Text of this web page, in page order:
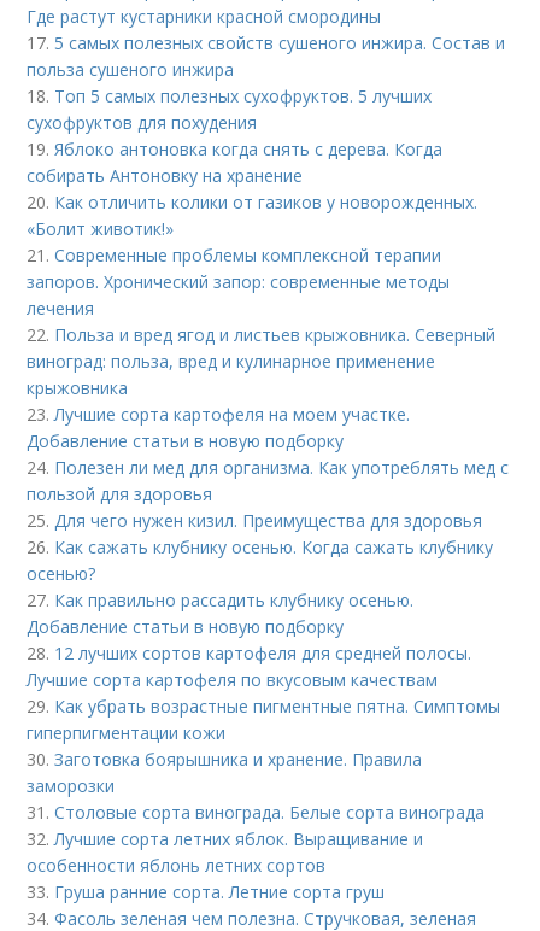
Где растут кустарники красной смородины
17. 5 самых полезных свойств сушеного инжира. Состав и
польза сушеного инжира
18. Топ 5 самых полезных сухофруктов. 5 лучших
сухофруктов для похудения
19. Яблоко антоновка когда снять с дерева. Когда
собирать Антоновку на хранение
20. Как отличить колики от газиков у новорожденных.
«Болит животик!»
21.Современные проблемы комплексной терапии
запоров. Хронический запор: современные методы
лечения
22. Польза и вред ягод и листьев крыжовника. Северный
виноград: польза, вред и кулинарное применение
крыжовника
23. Лучшие сорта картофеля на моем участке.
Добавление статьи в новую подборку
24. Полезен ли мед для организма. Как употреблять мед с
пользой для здоровья
25. Для чего нужен кизил. Преимущества для здоровья
26. Как сажать клубнику осенью. Когда сажать клубнику
осенью?
27. Как правильно рассадить клубнику осенью.
Добавление статьи в новую подборку
28. 12 лучших сортов картофеля для средней полосы.
Лучшие сорта картофеля по вкусовым качествам
29. Как убрать возрастные пигментные пятна. Симптомы
гиперпигментации кожи
30.Заготовка боярышника и хранение. Правила
заморозки
31.Столовые сорта винограда. Белые сорта винограда
32. Лучшие сорта летних яблок. Выращивание и
особенности яблонь летних сортов
33. Груша ранние сорта. Летние сорта груш
34.Фасоль зеленая чем полезна. Стручковая, зеленая